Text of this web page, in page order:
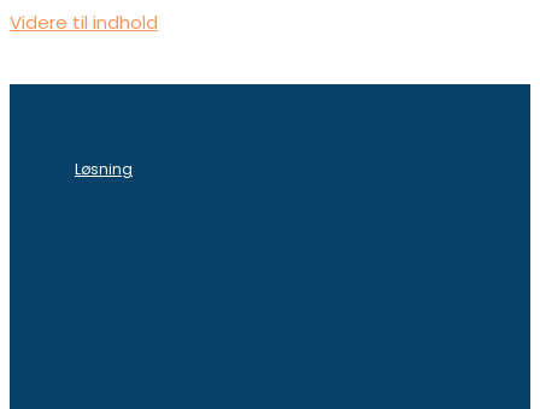
Videre til indhold
Løsning